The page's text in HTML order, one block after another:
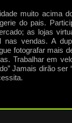
muito acima
do pais.
as lojas
nas vendas. A
fotografar mais
Trabalhar em
Jamais dirão ser